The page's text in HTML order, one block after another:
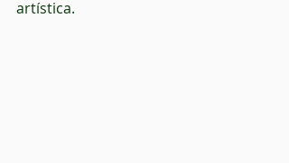
artística.